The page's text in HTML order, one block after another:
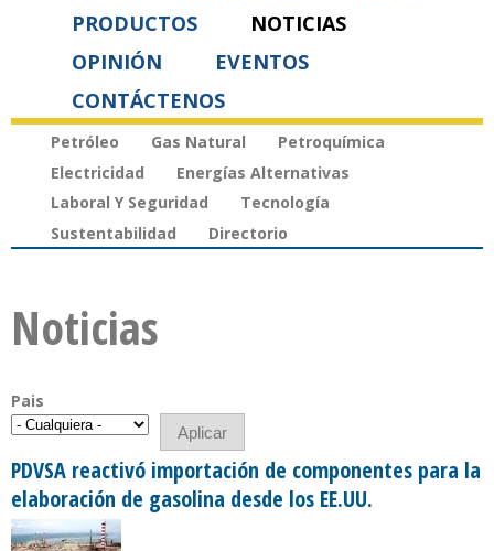
PRODUCTOS
NOTICIAS
OPINIÓN
EVENTOS
CONTÁCTENOS
Petróleo Gas Natural
Petroquímica
Electricidad
Energías Alternativas
Laboral Y Seguridad
Tecnología
Sustentabilidad
Directorio
Noticias
Pais
PDVSA reactivó importación de componentes para la
elaboración de gasolina desde los EE.UU.